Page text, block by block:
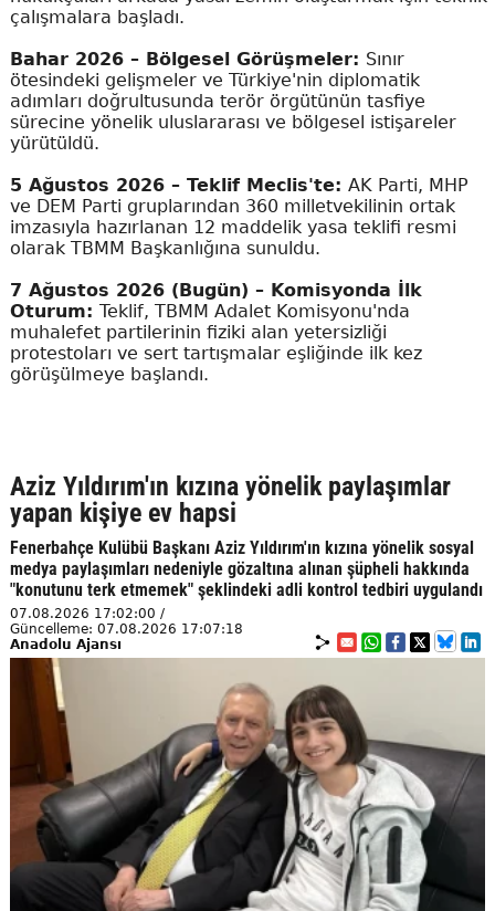
çalışmalara başladı.
Bahar 2026 – Bölgesel Görüşmeler: Sınır
ötesindeki gelişmeler ve Türkiye'nin diplomatik
adımları doğrultusunda terör örgütünün tasfiye
sürecine yönelik uluslararası ve bölgesel istişareler
yürütüldü.
5 Ağustos 2026 – Teklif Meclis'te: AK Parti, MHP
ve DEM Parti gruplarından 360 milletvekilinin ortak
imzasıyla hazırlanan 12 maddelik yasa teklifi resmi
olarak TBMM Başkanlığına sunuldu.
7 Ağustos 2026 (Bugün) – Komisyonda İlk
Oturum: Teklif, TBMM Adalet Komisyonu'nda
muhalefet partilerinin fiziki alan yetersizliği
protestoları ve sert tartışmalar eşliğinde ilk kez
görüşülmeye başlandı.
Aziz Yıldırım'ın kızına yönelik paylaşımlar
yapan kişiye ev hapsi
Fenerbahçe Kulübü Başkanı Aziz Yıldırım'ın kızına yönelik sosyal
medya paylaşımları nedeniyle gözaltına alınan şüpheli hakkında
"konutunu terk etmemek" şeklindeki adli kontrol tedbiri uygulandı
07.08.2026 17:02:00 /
Güncelleme: 07.08.2026 17:07:18
Anadolu Ajansı